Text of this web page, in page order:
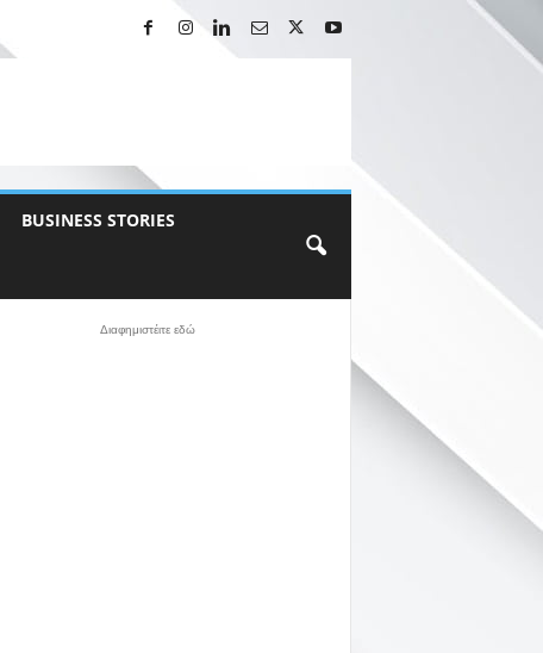
BUSINESS STORIES
Διαφημιστέιτε εδώ